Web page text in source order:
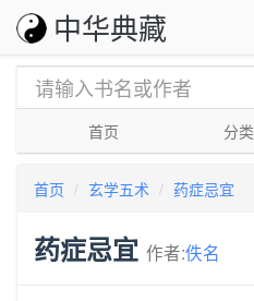
中华典藏
首页 分类
首页 玄学五术 药症忌宜
药症忌宜 作者:佚名